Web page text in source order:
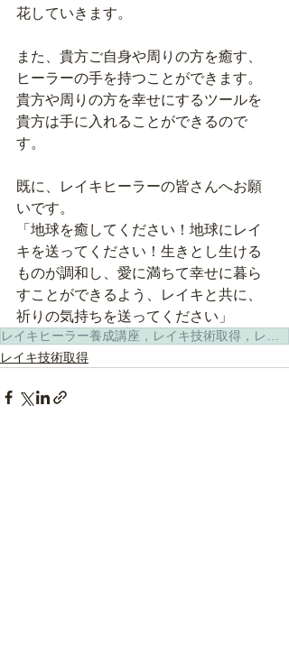
花していきます。
また、貴方ご自身や周りの方を癒す、
ヒーラーの手を持つことができます。
貴方や周りの方を幸せにするツールを
貴方は手に入れることができるので
す。
既に、レイキヒーラーの皆さんへお願
いです。
「地球を癒してください！地球にレイ
キを送ってください！生きとし生ける
ものが調和し、愛に満ちて幸せに暮ら
すことができるよう、レイキと共に、
祈りの気持ちを送ってください」
レイキ技術取得